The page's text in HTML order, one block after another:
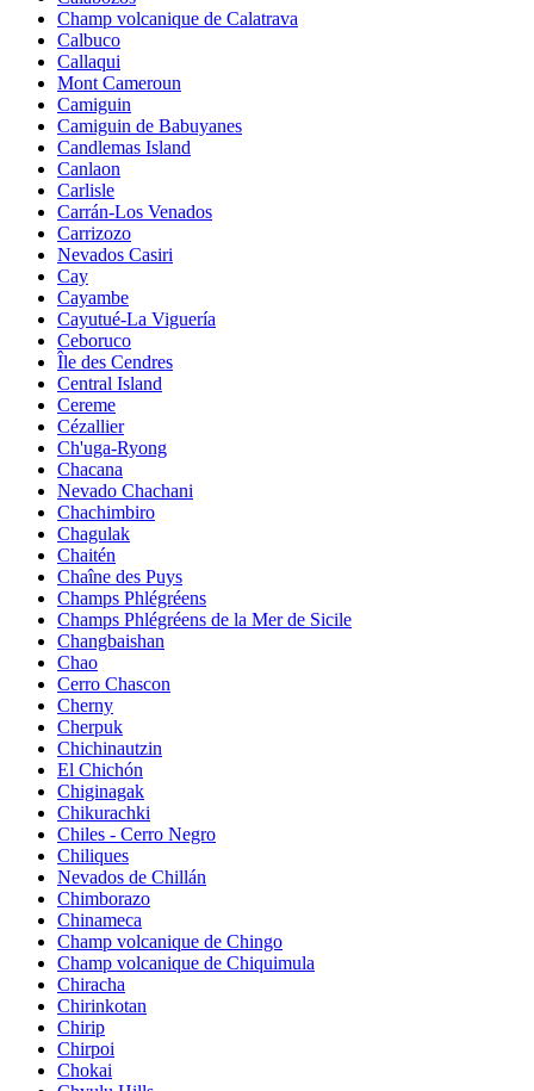
Champ volcanique de Calatrava
Calbuco
Callaqui
Mont Cameroun
Camiguin
Camiguin de Babuyanes
Candlemas Island
Canlaon
Carlisle
Carrán-Los Venados
Carrizozo
Nevados Casiri
Cay
Cayambe
Cayutué-La Viguería
Ceboruco
Île des Cendres
Central Island
Cereme
Cézallier
Ch'uga-Ryong
Chacana
Nevado Chachani
Chachimbiro
Chagulak
Chaitén
Chaîne des Puys
Champs Phlégréens
Champs Phlégréens de la Mer de Sicile
Changbaishan
Chao
Cerro Chascon
Cherny
Cherpuk
Chichinautzin
El Chichón
Chiginagak
Chikurachki
Chiles - Cerro Negro
Chiliques
Nevados de Chillán
Chimborazo
Chinameca
Champ volcanique de Chingo
Champ volcanique de Chiquimula
Chiracha
Chirinkotan
Chirip
Chirpoi
Chokai